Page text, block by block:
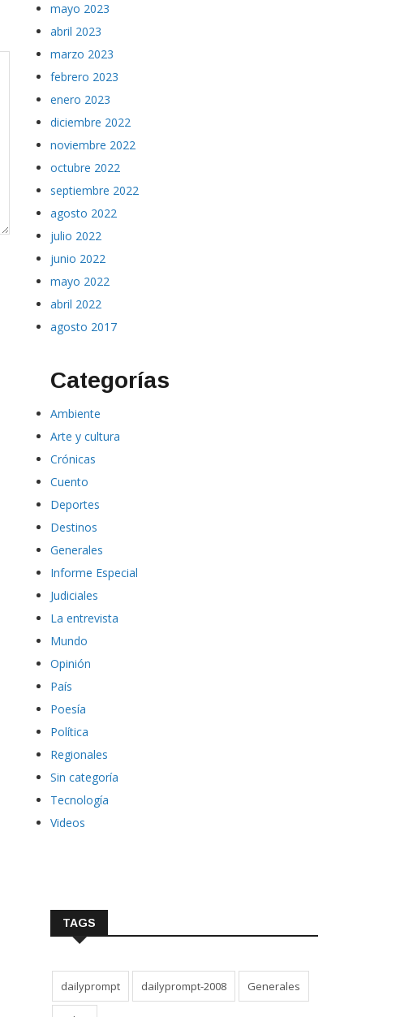
mayo 2023
abril 2023
marzo 2023
febrero 2023
enero 2023
diciembre 2022
noviembre 2022
octubre 2022
septiembre 2022
agosto 2022
julio 2022
junio 2022
mayo 2022
abril 2022
agosto 2017
Categorías
Ambiente
Arte y cultura
Crónicas
Cuento
Deportes
Destinos
Generales
Informe Especial
Judiciales
La entrevista
Mundo
Opinión
País
Poesía
Política
Regionales
Sin categoría
Tecnología
Videos
TAGS
dailyprompt dailyprompt-2008 Generales